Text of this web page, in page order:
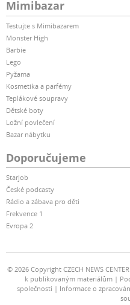
Mimibazar
Testujte s Mimibazarem
Monster High
Barbie
Lego
Pyžama
Kosmetika a parfémy
Teplákové soupravy
Dětské boty
Ložní povlečení
Bazar nábytku
Doporučujeme
Starjob
České podcasty
Rádio a zábava pro děti
Frekvence 1
Evropa 2
© 2026 Copyright CZECH NEWS
k publikovaným materiálům
společnosti
Informace o